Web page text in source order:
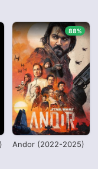
Andor (2022-2025)
88%